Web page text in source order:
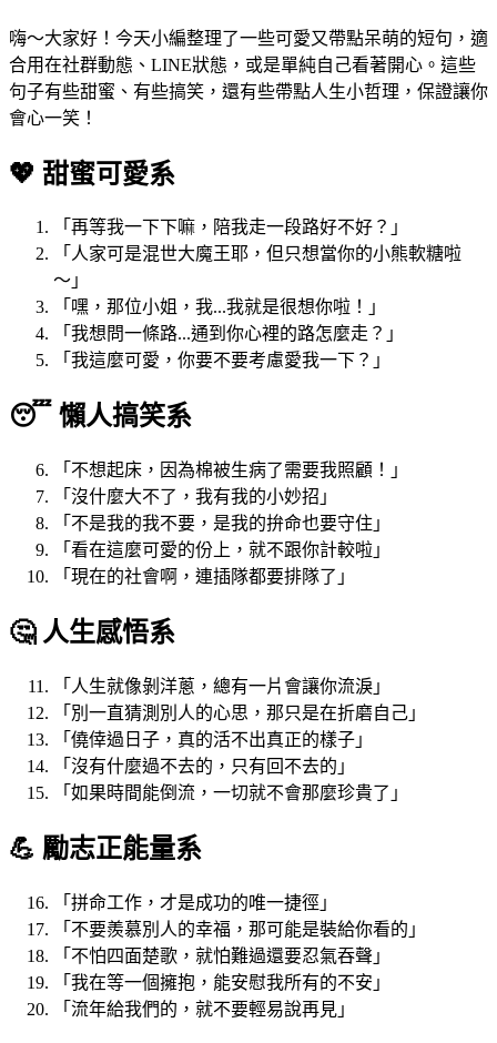
嗨～大家好！今天小編整理了一些可愛又帶點呆萌的短句，適
合用在社群動態、LINE狀態，或是單純自己看著開心。這些
句子有些甜蜜、有些搞笑，還有些帶點人生小哲理，保證讓你
會心一笑！
💖 甜蜜可愛系
「再等我一下下嘛，陪我走一段路好不好？」
「人家可是混世大魔王耶，但只想當你的小熊軟糖啦
～」
「嘿，那位小姐，我...我就是很想你啦！」
「我想問一條路...通到你心裡的路怎麼走？」
「我這麼可愛，你要不要考慮愛我一下？」
😴 懶人搞笑系
「不想起床，因為棉被生病了需要我照顧！」
「沒什麼大不了，我有我的小妙招」
「不是我的我不要，是我的拚命也要守住」
「看在這麼可愛的份上，就不跟你計較啦」
「現在的社會啊，連插隊都要排隊了」
🤔 人生感悟系
「人生就像剝洋蔥，總有一片會讓你流淚」
「別一直猜測別人的心思，那只是在折磨自己」
「僥倖過日子，真的活不出真正的樣子」
「沒有什麼過不去的，只有回不去的」
「如果時間能倒流，一切就不會那麼珍貴了」
💪 勵志正能量系
「拼命工作，才是成功的唯一捷徑」
「不要羨慕別人的幸福，那可能是裝給你看的」
「不怕四面楚歌，就怕難過還要忍氣吞聲」
「我在等一個擁抱，能安慰我所有的不安」
「流年給我們的，就不要輕易說再見」